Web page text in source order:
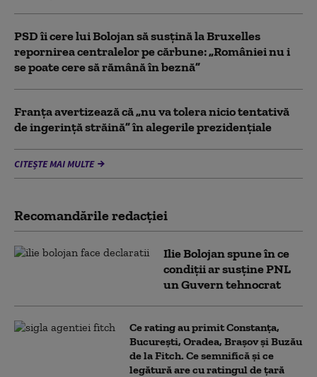
PSD îi cere lui Bolojan să susțină la Bruxelles
repornirea centralelor pe cărbune: „României nu i
se poate cere să rămână în beznă”
Franţa avertizează că „nu va tolera nicio tentativă
de ingerinţă străină” în alegerile prezidenţiale
CITEȘTE MAI MULTE
Recomandările redacţiei
Ilie Bolojan spune în ce
condiții ar susține PNL
un Guvern tehnocrat
Ce rating au primit Constanța,
București, Oradea, Brașov și Buzău
de la Fitch. Ce semnifică și ce
legătură are cu ratingul de țară